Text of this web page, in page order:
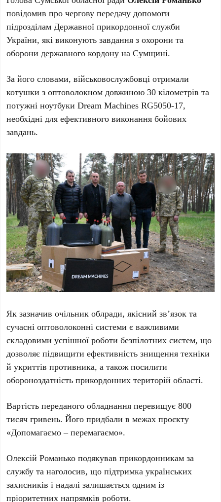
повідомив про чергову передачу допомоги
підрозділам Державної прикордонної служби
України, які виконують завдання з охорони та
оборони державного кордону на Сумщині.
За його словами, військовослужбовці отримали
котушки з оптоволокном довжиною 30 кілометрів та
потужні ноутбуки Dream Machines RG5050-17,
необхідні для ефективного виконання бойових
завдань.
Як зазначив очільник облради, якісний зв’язок та
сучасні оптоволоконні системи є важливими
складовими успішної роботи безпілотних систем, що
дозволяє підвищити ефективність знищення техніки
й укриттів противника, а також посилити
обороноздатність прикордонних територій області.
Вартість переданого обладнання перевищує 800
тисяч гривень. Його придбали в межах проєкту
«Допомагаємо – перемагаємо».
Олексій Романько подякував прикордонникам за
службу та наголосив, що підтримка українських
захисників і надалі залишається одним із
пріоритетних напрямків роботи.